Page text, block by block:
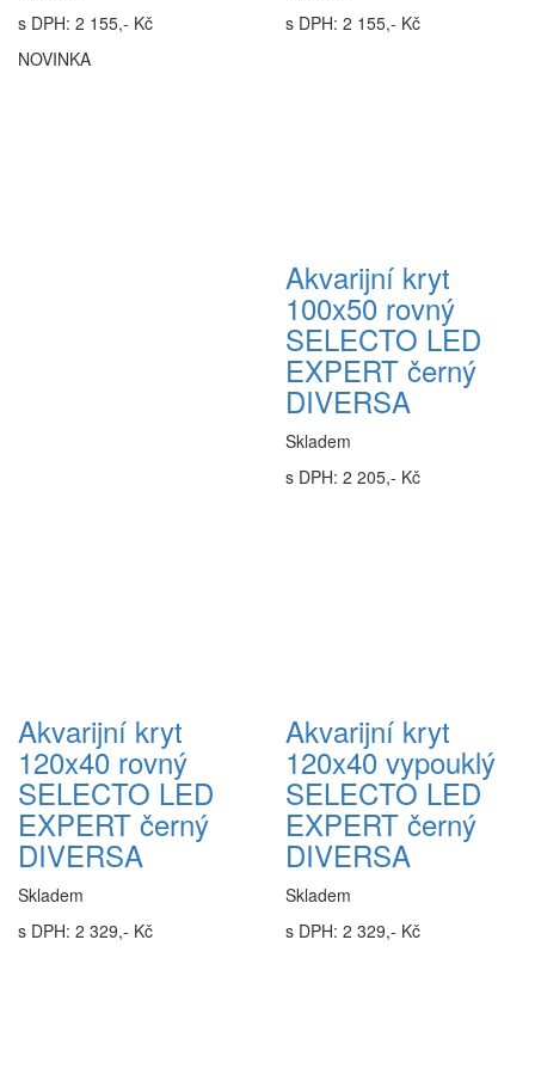
s DPH: 2 155,- Kč
NOVINKA
s DPH: 2 155,- Kč
Akvarijní kryt
100x50 rovný
SELECTO LED
EXPERT černý
DIVERSA
Skladem
s DPH: 2 205,- Kč
Akvarijní kryt
120x40 rovný
SELECTO LED
EXPERT černý
DIVERSA
Skladem
s DPH: 2 329,- Kč
Akvarijní kryt
120x40 vypouklý
SELECTO LED
EXPERT černý
DIVERSA
Skladem
s DPH: 2 329,- Kč